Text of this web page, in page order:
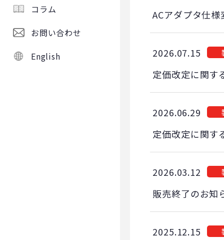
コラム
お問い合わせ
English
ACアダプタ仕
2026.07.15
定価改定に関す
2026.06.29
定価改定に関す
2026.03.12
販売終了のお知
2025.12.15